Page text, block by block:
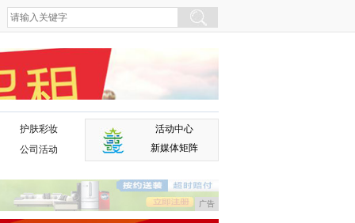
护肤彩妆
公司活动
活动中心
新媒体矩阵
广告